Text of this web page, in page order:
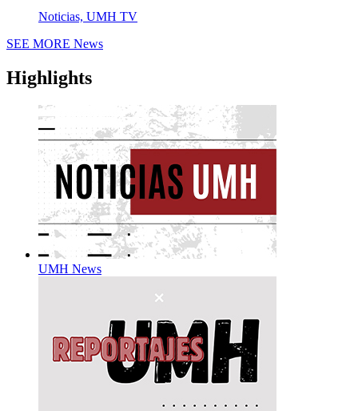
Noticias, UMH TV
SEE MORE News
Highlights
UMH News